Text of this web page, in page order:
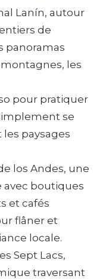
Lanín, autour
de
panoramas
les
pour pratiquer
se
paysages
los Andes, une
avec boutiques
et cafés
flâner et
locale.
Sept Lacs,
traversant